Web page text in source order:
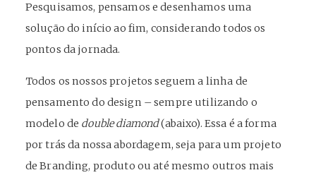
Pesquisamos, pensamos e desenhamos uma
solução do início ao fim, considerando todos os
pontos da jornada.
Todos os nossos projetos seguem a linha de
pensamento do design – sempre utilizando o
modelo de double diamond(abaixo). Essa é a forma
por trás da nossa abordagem, seja para um projeto
de Branding, produto ou até mesmo outros mais